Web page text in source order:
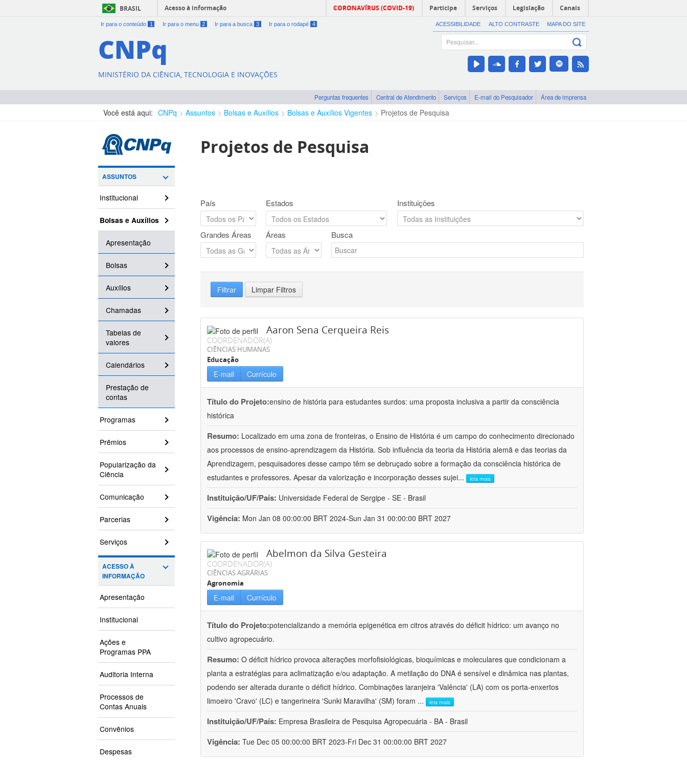
BRASIL Acesso à informação CORONAVÍRUS (COVID-19) Participe Serviços Legislação Canais
Ir para o conteúdo 1 Ir para o menu 2 Ir para a busca 3 Ir para o rodapé 4 ACESSIBILIDADE ALTO CONTRASTE MAPA DO SITE
CNPq
MINISTÉRIO DA CIÊNCIA, TECNOLOGIA E INOVAÇÕES
Perguntas frequentes Central de Atendimento Serviços E-mail do Pesquisador Área de imprensa
Você está aqui: CNPq Assuntos Bolsas e Auxílios Bolsas e Auxílios Vigentes Projetos de Pesquisa
ASSUNTOS
Institucional
Bolsas e Auxílios
Apresentação
Bolsas
Auxílios
Chamadas
Tabelas de
valores
Calendários
Prestação de
contas
Programas
Prêmios
Popularização da
Ciência
Comunicação
Parcerias
Serviços
ACESSO À
INFORMAÇÃO
Apresentação
Institucional
Ações e
Programas PPA
Auditoria Interna
Processos de
Contas Anuais
Convênios
Despesas
Projetos de Pesquisa
País Estados Instituições
Grandes Áreas Áreas Busca
Filtrar Limpar Filtros
Aaron Sena Cerqueira Reis
COORDENADOR(A)
CIÊNCIAS HUMANAS
Educação
E-mail Currículo
Título do Projeto:ensino de história para estudantes surdos: uma proposta inclusiva a partir da consciência
histórica
Resumo: Localizado em uma zona de fronteiras, o Ensino de História é um campo do conhecimento direcionado
aos processos de ensino-aprendizagem da História. Sob influência da teoria da História alemã e das teorias da
Aprendizagem, pesquisadores desse campo têm se debruçado sobre a formação da consciência histórica de
estudantes e professores. Apesar da valorização e incorporação desses sujei... leia mais
Instituição/UF/País: Universidade Federal de Sergipe - SE - Brasil
Vigência: Mon Jan 08 00:00:00 BRT 2024-Sun Jan 31 00:00:00 BRT 2027
Abelmon da Silva Gesteira
COORDENADOR(A)
CIÊNCIAS AGRÁRIAS
Agronomia
E-mail Currículo
Título do Projeto:potencializando a memória epigenética em citros através do déficit hídrico: um avanço no
cultivo agropecuário.
Resumo: O déficit hídrico provoca alterações morfofisiológicas, bioquímicas e moleculares que condicionam a
planta a estratégias para aclimatização e/ou adaptação. A metilação do DNA é sensível e dinâmica nas plantas,
podendo ser alterada durante o déficit hídrico. Combinações laranjeira 'Valência' (LA) com os porta-enxertos
limoeiro 'Cravo' (LC) e tangerineira 'Sunki Maravilha' (SM) foram ... leia mais
Instituição/UF/País: Empresa Brasileira de Pesquisa Agropecuária - BA - Brasil
Vigência: Tue Dec 05 00:00:00 BRT 2023-Fri Dec 31 00:00:00 BRT 2027